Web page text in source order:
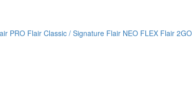
PRO Flair Classic / Signature Flair NEO FLEX Flair 2GO